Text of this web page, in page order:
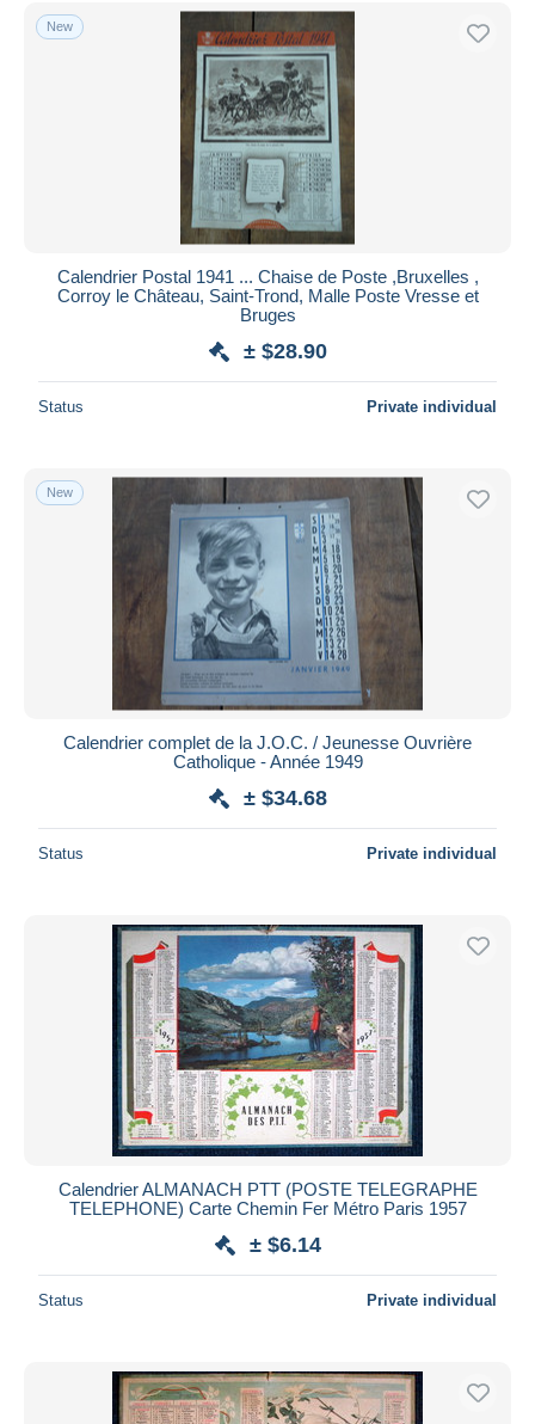
Free shipping
PayPal
Bank transfer
MasterCard
Bancontact
Maestro
Seller's residence
Entire world
Submit
New
Calendrier Postal 1941 ... Chaise de Poste ,Bruxelles ,
Corroy le Château, Saint-Trond, Malle Poste Vresse et
Bruges
± $28.90
Status Private individual
New
Calendrier complet de la J.O.C. / Jeunesse Ouvrière
Catholique - Année 1949
± $34.68
Status Private individual
Calendrier ALMANACH PTT (POSTE TELEGRAPHE
TELEPHONE) Carte Chemin Fer Métro Paris 1957
± $6.14
Status Private individual